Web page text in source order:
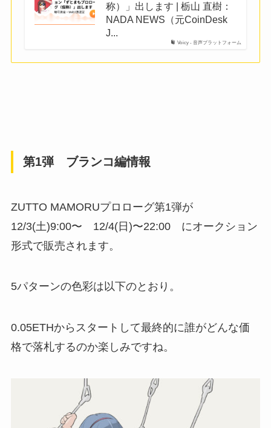
Voicy - 音声プラットフォーム
称）」出します | 栃山 直樹：
NADA NEWS（元CoinDesk
J...
第1弾 ブランコ編情報
ZUTTO MAMORUプロローグ第1弾が
12/3(土)9:00〜 12/4(日)〜22:00 にオークション
形式で販売されます。
5パターンの色彩は以下のとおり。
0.05ETHからスタートして最終的に誰がどんな価
格で落札するのか楽しみですね。